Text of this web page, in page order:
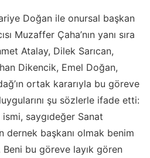
Doğan ile onursal başkan
Muzaffer Çaha’nın yanı sıra
Atalay, Dilek Sarıcan,
Dikencik, Emel Doğan,
ortak kararıyla bu göreve
şu sözlerle ifade etti:
saygıdeğer Sanat
dernek başkanı olmak benim
bu göreve layık gören